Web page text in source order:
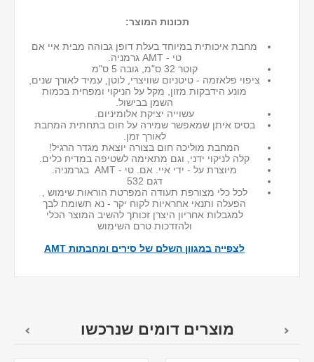
תכונות המוצר:
מחבת איכותית במיוחד בעלת דופן גבוהה מבית איי אם
טי - AMT גרמניה.
קוטר 32 ס"מ, גובה 5 ס"מ
ציפוי פלאזמה - טיטניום שוויצרי, לוטן, עמיד לאורך שנים,
מונע הידבקות מזון, מקל על הניקוי ומפחית בכמות
השמן בבישול.
עשוייה יציקת אלומיניום.
בסיס איתן שמאפשר שמירה על חום בתחתית המחבת
לאורך זמן.
המחבת מוליכה חום בצורה יוצאת מגדר הרגיל!
קלה לניקוי ידני, וגם מתאימה לשטיפה במדיח כלים.
מיוצרת על - ידי איי. אם. טי - AMT בגרמניה.
דגם 532
לכל כלי מצורפת תעודה המפרטת הוראות שימוש ,
הפעלה ותנאי אחראיות לקוח יקר - נא תשומת לבך
למגבלות אחריון היצרן זכותך להשיב המוצר הכלי
ולהזדכות טרם השימוש
לצפייה במגוון השלם של סירים ומחבתות AMT
מוצרים דומים שנרכשו